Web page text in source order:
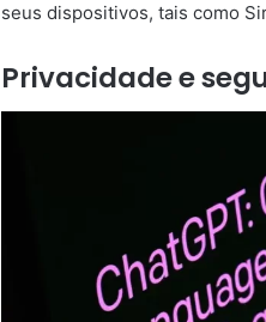
seus dispositivos, tais como
Privacidade e